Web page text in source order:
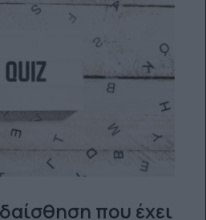
που έχει